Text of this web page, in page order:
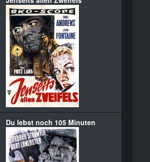
Du lebst noch 105 Minuten